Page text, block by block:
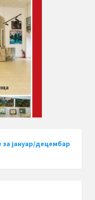
јануар/децембар